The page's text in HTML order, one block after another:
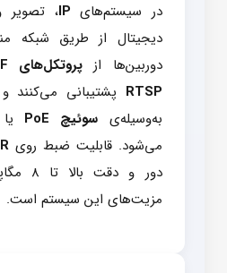
در سیستم‌های IP، تصویر
دیجیتال از طریق شبکه
دوربین‌ها از
RTSP پشتیبانی می‌کنند
به‌وسیله‌ی سوئیچ PoE
می‌شود. قابلیت ضبط روی
دور و
مزیت‌های این سیستم است.